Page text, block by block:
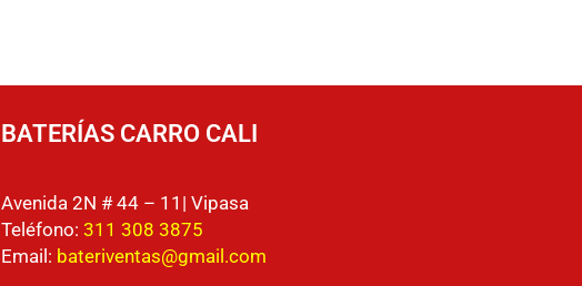
BATERÍAS CARRO CALI
Avenida 2N # 44 – 11| Vipasa
Teléfono: 311 308 3875
Email: bateriventas@gmail.com